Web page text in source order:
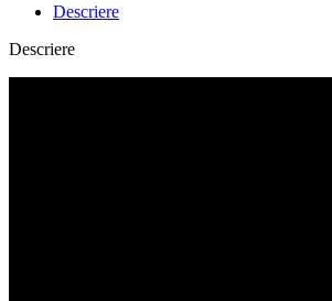
Descriere
Descriere